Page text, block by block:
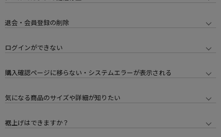
退会・会員登録の削除
ログインができない
購入確認ページに移らない・システムエラーが表示される
気になる商品のサイズや詳細が知りたい
裾上げはできますか？